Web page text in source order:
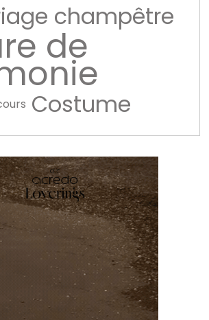
champêtre
de
Costume